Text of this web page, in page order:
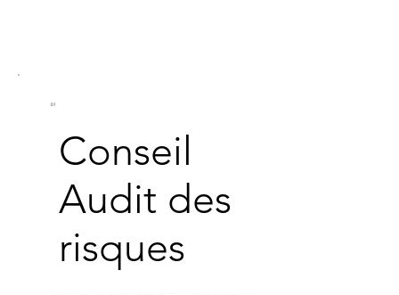
01
Conseil
Audit des
risques